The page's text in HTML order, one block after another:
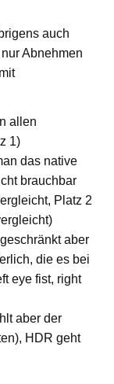
auch
Abnehmen
allen
1)
das native
brauchbar
Platz 2
aber
die es bei
eye fist, right
aber der
HDR geht